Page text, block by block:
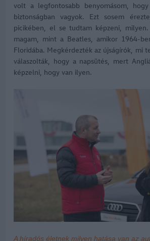
volt a legfontosabb benyomásom,
biztonságban vagyok. Ezt sosem
picikében, el se tudtam képzeni,
magam, mint a Beatles, amikor 1964-
Floridába. Megkérdezték az újságírók, mi
válaszolták, hogy a napsütés, mert
képzelni, hogy van ilyen.
A híradós életnek milyen hatása van az